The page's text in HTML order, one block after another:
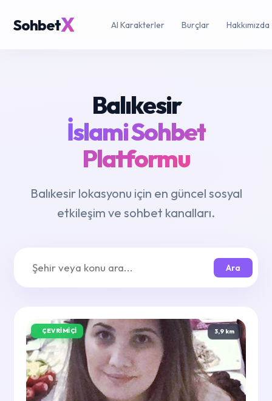
SohbetX AI Karakterler Burçlar Hakkımızda
Balıkesir
İslami Sohbet
Platformu
Balıkesir lokasyonu için en güncel sosyal
etkileşim ve sohbet kanalları.
Ara
ÇEVRIMIÇI 3,9 km